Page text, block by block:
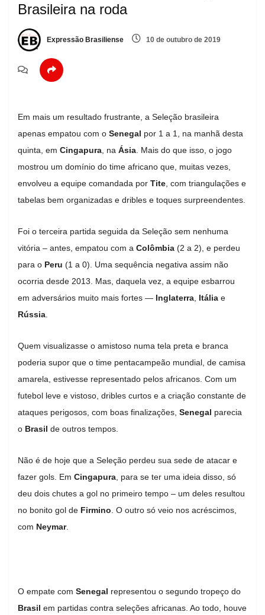
Brasileira na roda
Expressão Brasiliense 10 de outubro de 2019
Em mais um resultado frustrante, a Seleção brasileira
apenas empatou com o Senegal por 1 a 1, na manhã desta
quinta, em Cingapura , na Ásia . Mais do que isso, o jogo
mostrou um domínio do time africano que, muitas vezes,
envolveu a equipe comandada por Tite , com triangulações e
tabelas bem organizadas e dribles e toques surpreendentes.
Foi o terceira partida seguida da Seleção sem nenhuma
vitória – antes, empatou com a Colômbia (2 a 2), e perdeu
para o Peru (1 a 0). Uma sequência negativa assim não
ocorria desde 2013. Mas, daquela vez, a equipe esbarrou
em adversários muito mais fortes — Inglaterra Itália e
Rússia
Quem visualizasse o amistoso numa tela preta e branca
poderia supor que o time pentacampeão mundial, de camisa
amarela, estivesse representado pelos africanos. Com um
futebol leve e vistoso, dribles curtos e a criação constante de
ataques perigosos, com boas finalizações, Senegal parecia
o Brasil de outros tempos.
Não é de hoje que a Seleção perdeu sua sede de atacar e
fazer gols. Em Cingapura , para se ter uma ideia disso, só
deu dois chutes a gol no primeiro tempo – um deles resultou
no bonito gol de Firmino . O outro só veio nos acréscimos,
com Neymar.
O empate com Senegal representou o segundo tropeço do
Brasil em partidas contra seleções africanas. Ao todo, houve